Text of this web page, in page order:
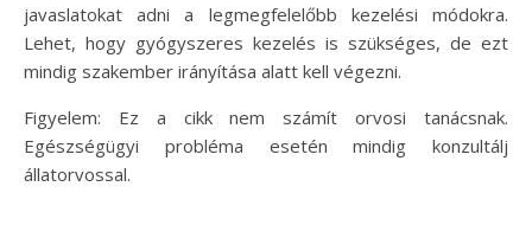
javaslatokat adni a legmegfelelőbb kezelési módokra.
Lehet, hogy gyógyszeres kezelés is szükséges, de ezt
mindig szakember irányítása alatt kell végezni.
Figyelem: Ez a cikk nem számít orvosi tanácsnak.
Egészségügyi probléma esetén mindig konzultálj
állatorvossal.